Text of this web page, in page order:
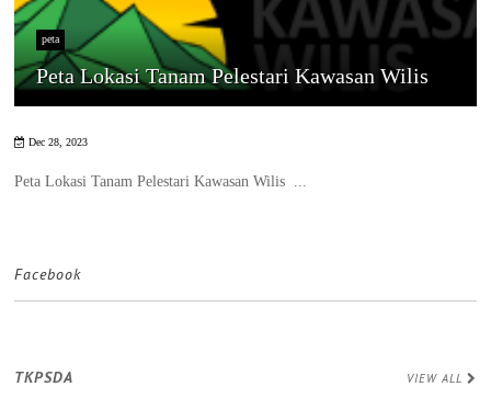
peta
Peta Lokasi Tanam Pelestari Kawasan Wilis
Dec 28, 2023
Peta Lokasi Tanam Pelestari Kawasan Wilis ...
Facebook
TKPSDA VIEW ALL